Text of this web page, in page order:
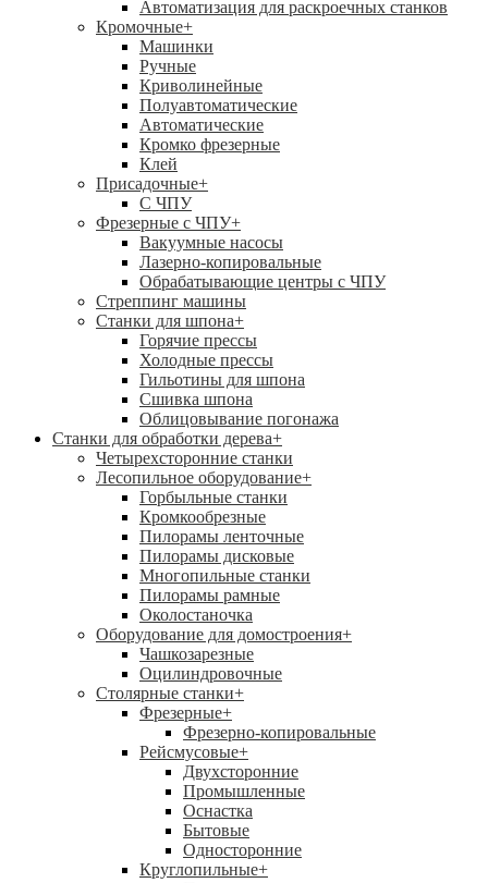
Автоматизация для раскроечных станков
Кромочные+
Машинки
Ручные
Криволинейные
Полуавтоматические
Автоматические
Кромко фрезерные
Клей
Присадочные+
С ЧПУ
Фрезерные с ЧПУ+
Вакуумные насосы
Лазерно-копировальные
Обрабатывающие центры с ЧПУ
Стреппинг машины
Станки для шпона+
Горячие прессы
Холодные прессы
Гильотины для шпона
Сшивка шпона
Облицовывание погонажа
Станки для обработки дерева+
Четырехсторонние станки
Лесопильное оборудование+
Горбыльные станки
Кромкообрезные
Пилорамы ленточные
Пилорамы дисковые
Многопильные станки
Пилорамы рамные
Околостаночка
Оборудование для домостроения+
Чашкозарезные
Оцилиндровочные
Столярные станки+
Фрезерные+
Фрезерно-копировальные
Рейсмусовые+
Двухсторонние
Промышленные
Оснастка
Бытовые
Односторонние
Круглопильные+